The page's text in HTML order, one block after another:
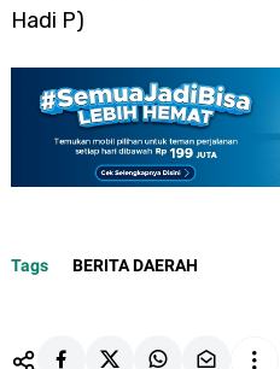
Hadi P)
Tags BERITA DAERAH